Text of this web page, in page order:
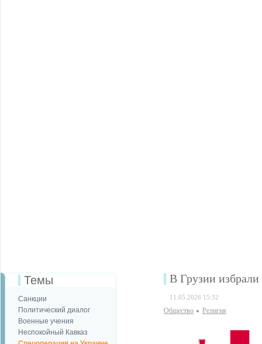
Темы
Санкции
Политический диалог
Военные учения
Неспокойный Кавказ
В Грузии избрали
11.05.2026 15:32
Общество Религия